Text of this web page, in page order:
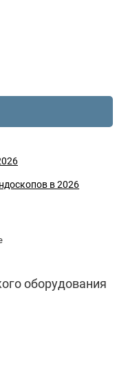
в 2026
оборудования